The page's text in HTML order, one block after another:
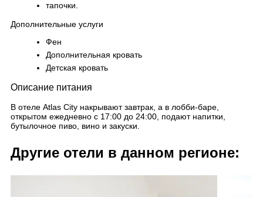
тапочки.
Дополнительные услуги
Фен
Дополнительная кровать
Детская кровать
Описание питания
В отеле Atlas City накрывают завтрак, а в лобби-баре,
открытом ежедневно с 17:00 до 24:00, подают напитки,
бутылочное пиво, вино и закуски.
Другие отели в данном регионе: